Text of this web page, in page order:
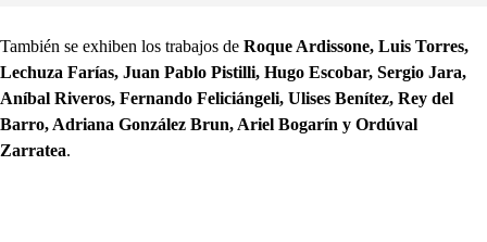
También se exhiben los trabajos de Roque Ardissone, Luis Torres,
Lechuza Farías, Juan Pablo Pistilli, Hugo Escobar, Sergio Jara,
Aníbal Riveros, Fernando Feliciángeli, Ulises Benítez, Rey del
Barro, Adriana González Brun, Ariel Bogarín y Ordúval
Zarratea.